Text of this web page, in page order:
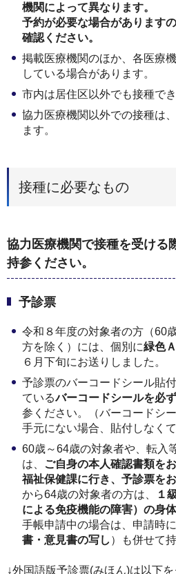
機関によって異なります。
予約が必要な場合があります
確認ください。
掲載医療機関のほか、各医療
している場合があります。
市内は居住区以外でも接種でき
協力医療機関以外での接種は
ます。
接種に必要なもの
協力医療機関で接種を受ける
持参ください。
予診票
令和８年度の対象者の方（60
方を除く）には、個別に緑色
６月下旬にお送りしました。
予診票のバーコードシール貼
ているバーコードシールを必
参ください。（バーコードシ
手元にない場合、貼付しなく
60歳～64歳の対象者や、転入
は、
ご自身の本人確認書類を
福祉保健課に行き、予診票を
から64歳の対象者の方は、
１
による免疫機能の障害）の身
手帳申請中の場合は、申請時
書・意見書の写し ）も併せて
↓外国語版予診票(みほん)は以下